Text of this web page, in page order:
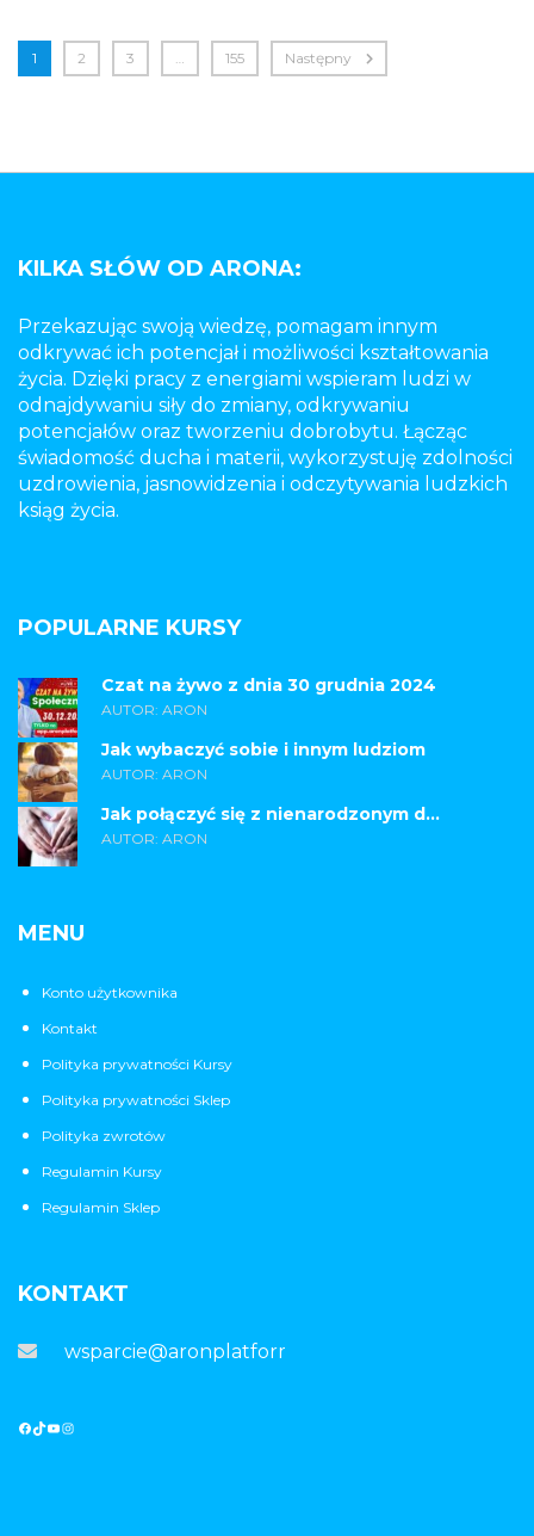
1 2 3 … 155 Następny
KILKA SŁÓW OD ARONA:
Przekazując swoją wiedzę, pomagam innym
odkrywać ich potencjał i możliwości kształtowania
życia. Dzięki pracy z energiami wspieram ludzi w
odnajdywaniu siły do zmiany, odkrywaniu
potencjałów oraz tworzeniu dobrobytu. Łącząc
świadomość ducha i materii, wykorzystuję zdolności
uzdrowienia, jasnowidzenia i odczytywania ludzkich
ksiąg życia.
POPULARNE KURSY
Czat na żywo z dnia 30 grudnia 2024
AUTOR: ARON
Jak wybaczyć sobie i innym ludziom
AUTOR: ARON
Jak połączyć się z nienarodzonym d...
AUTOR: ARON
MENU
Konto użytkownika
Kontakt
Polityka prywatności Kursy
Polityka prywatności Sklep
Polityka zwrotów
Regulamin Kursy
Regulamin Sklep
KONTAKT
wsparcie@aronplatforma.pl